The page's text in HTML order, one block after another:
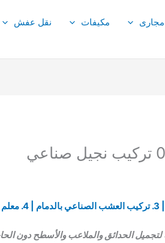
مكيفات نقل عفش
1. لماذا شركة تركيب العشب الصناعي
الحدائق والملاعب والأسطح دون